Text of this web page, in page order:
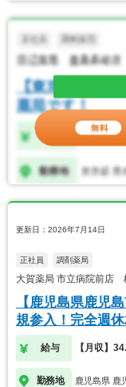
更新日：2026年7月14日
正社員 調剤薬局
大賀薬局 市立病院前店
【鹿児島県鹿児
規参入！完全週
給与 【月収】
勤務地 鹿児島県 鹿